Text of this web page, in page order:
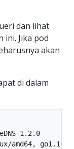
dan lihat
ini. Jika pod
akan
di dalam
1.2.0
amd64,